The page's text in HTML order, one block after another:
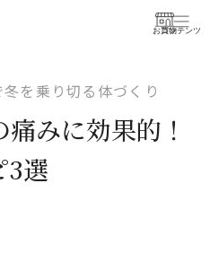
お買物
コンテンツ
を乗り切る体づくり
みに効果的！
3選